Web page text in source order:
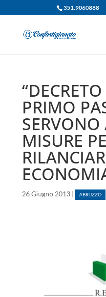
351.9060888
PRIMO
SERVONO
MISURE
26 Giugno 2013| ABRUZZO